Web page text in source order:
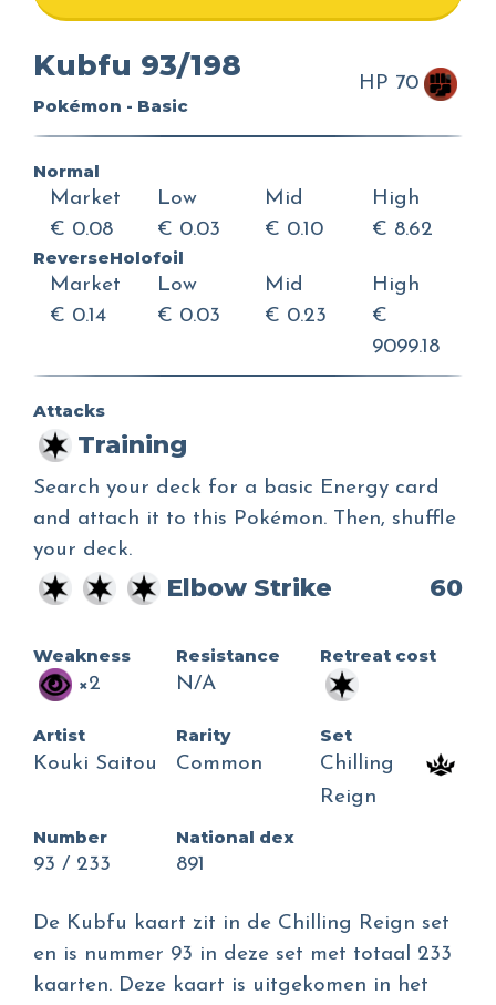
Kubfu 93/198
Pokémon - Basic
HP 70
Normal
Market
€ 0.08
Low
€ 0.03
Mid
€ 0.10
High
€ 8.62
ReverseHolofoil
Market
€ 0.14
Low
€ 0.03
Mid
€ 0.23
High
€
9099.18
Attacks
Training
Search your deck for a basic Energy card
and attach it to this Pokémon. Then, shuffle
your deck.
Elbow Strike 60
Weakness
×2
Resistance
N/A
Retreat cost
Artist
Kouki Saitou
Rarity
Common
Set
Chilling
Reign
Number
93 / 233
National dex
891
De Kubfu kaart zit in de Chilling Reign set
en is nummer 93 in deze set met totaal 233
kaarten. Deze kaart is uitgekomen in het